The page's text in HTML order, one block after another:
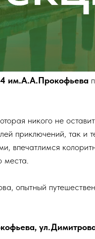
им.А.А.Прокофьева
никого не
приключений, так и
впечатлимся
места.
опытный